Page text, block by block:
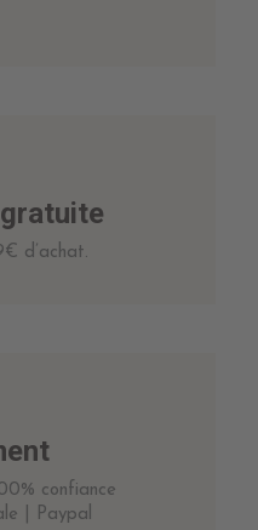
d’achat.
confiance
| Paypal